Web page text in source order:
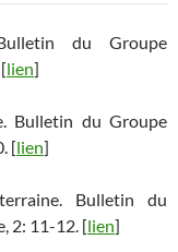
du Groupe
lien]
Bulletin du Groupe
[lien]
Bulletin du
2: 11-12. [lien]